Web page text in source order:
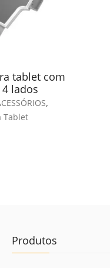
tablet com
lados
,
Tablet
Produtos